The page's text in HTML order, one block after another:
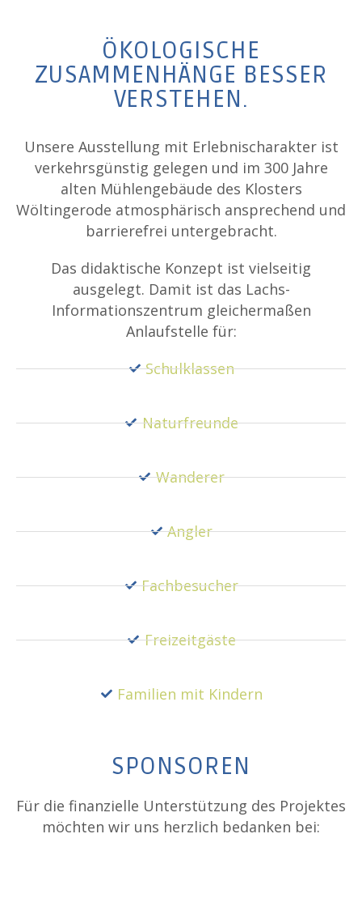
ÖKOLOGISCHE
ZUSAMMENHÄNGE BESSER
VERSTEHEN.
Unsere Ausstellung mit Erlebnischarakter ist
verkehrsgünstig gelegen und im 300 Jahre
alten Mühlengebäude des Klosters
Wöltingerode atmosphärisch ansprechend und
barrierefrei untergebracht.
Das didaktische Konzept ist vielseitig
ausgelegt. Damit ist das Lachs-
Informationszentrum gleichermaßen
Anlaufstelle für:
Schulklassen
Naturfreunde
Wanderer
Angler
Fachbesucher
Freizeitgäste
Familien mit Kindern
SPONSOREN
Für die finanzielle Unterstützung des Projektes
möchten wir uns herzlich bedanken bei: